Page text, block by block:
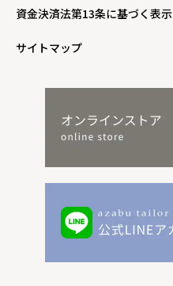
資金決済法第13条に基づく表示
サイトマップ